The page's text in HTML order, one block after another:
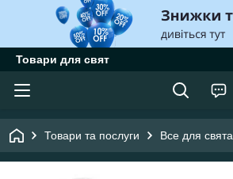
Товари для свят
Товари та послуги Все для свята